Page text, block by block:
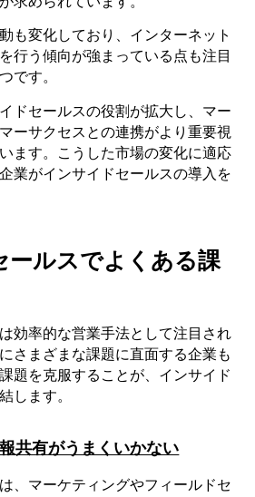
も変化しており、インターネット
行う傾向が強まっている点も注目
です。
ドセールスの役割が拡大し、マー
ーサクセスとの連携がより重要視
ます。こうした市場の変化に適応
業がインサイドセールスの導入を
ールスでよくある課
効率的な営業手法として注目され
さまざまな課題に直面する企業も
題を克服することが、インサイド
します。
共有がうまくいかない
、マーケティングやフィールドセ